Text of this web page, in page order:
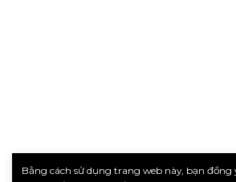
Bằng cách sử dụng trang web này, bạn đồng